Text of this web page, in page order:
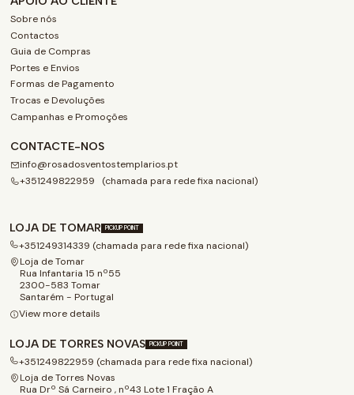
Sobre nós
Contactos
Guia de Compras
Portes e Envios
Formas de Pagamento
Trocas e Devoluções
Campanhas e Promoções
CONTACTE-NOS
info@rosadosventostemplarios.pt
+351249822959 (chamada para rede fixa nacional)
LOJA DE TOMAR PICKUP POINT
+351249314339 (chamada para rede fixa nacional)
Loja de Tomar
Rua Infantaria 15 nº55
2300-583 Tomar
Santarém - Portugal
View more details
LOJA DE TORRES NOVAS PICKUP POINT
+351249822959 (chamada para rede fixa nacional)
Loja de Torres Novas
Rua Drº Sá Carneiro , nº43 Lote 1 Fração A